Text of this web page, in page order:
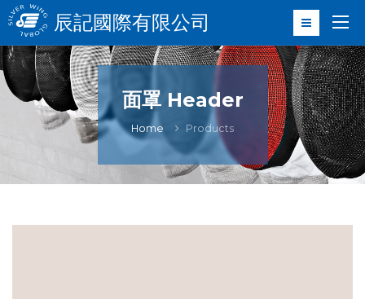
辰記國際有限公司
面罩 Header
Home Products